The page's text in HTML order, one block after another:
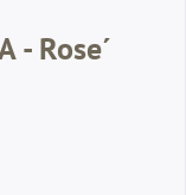
- Rose´